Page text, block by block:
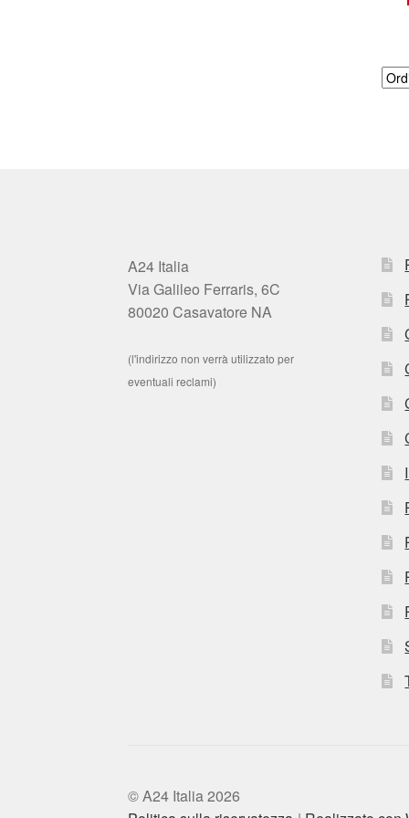
A24 Italia
Via Galileo Ferraris, 6C
80020 Casavatore NA
(l'indirizzo non verrà utilizzato per
eventuali reclami)
© A24 Italia 2026